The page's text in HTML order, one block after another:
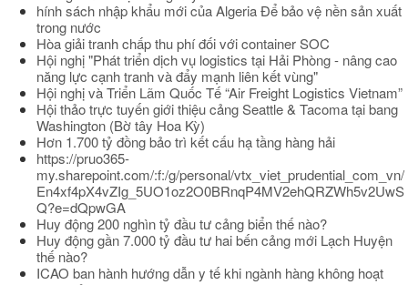
hính sách nhập khẩu mới của Algeria Để bảo vệ nền sản xuất
trong nước
Hòa giải tranh chấp thu phí đối với container SOC
Hội nghị "Phát triển dịch vụ logistics tại Hải Phòng - nâng cao
năng lực cạnh tranh và đẩy mạnh liên kết vùng"
Hội nghị và Triển Lãm Quốc Tế “Air Freight Logistics Vietnam”
Hội thảo trực tuyến giới thiệu cảng Seattle & Tacoma tại bang
Washington (Bờ tây Hoa Kỳ)
Hơn 1.700 tỷ đồng bảo trì kết cấu hạ tầng hàng hải
https://pruo365-
my.sharepoint.com/:f:/g/personal/vtx_viet_prudential_com_vn/
En4xf4pX4vZIg_5UO1oz2O0BRnqP4MV2ehQRZWh5v2UwS
Q?e=dQpwGA
Huy động 200 nghìn tỷ đầu tư cảng biển thế nào?
Huy động gần 7.000 tỷ đầu tư hai bến cảng mới Lạch Huyện
thế nào?
ICAO ban hành hướng dẫn y tế khi ngành hàng không hoạt